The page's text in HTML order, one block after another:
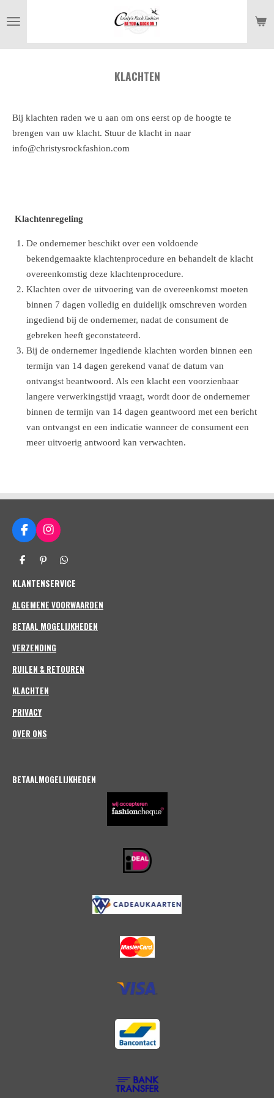
direct
KLACHTEN
Bij klachten raden we u aan om ons eerst op de hoogte te
brengen van uw klacht. Stuur de klacht in naar
info@christysrockfashion.com
Klachtenregeling
De ondernemer beschikt over een voldoende
bekendgemaakte klachtenprocedure en behandelt de klacht
overeenkomstig deze klachtenprocedure.
Klachten over de uitvoering van de overeenkomst moeten
binnen 7 dagen volledig en duidelijk omschreven worden
ingediend bij de ondernemer, nadat de consument de
gebreken heeft geconstateerd.
Bij de ondernemer ingediende klachten worden binnen een
termijn van 14 dagen gerekend vanaf de datum van
ontvangst beantwoord. Als een klacht een voorzienbaar
langere verwerkingstijd vraagt, wordt door de ondernemer
binnen de termijn van 14 dagen geantwoord met een bericht
van ontvangst en een indicatie wanneer de consument een
meer uitvoerig antwoord kan verwachten.
F
a
c
b
o
o
k
I
n
a
g
r
a
m
D
l
n
P
n
e
n
D
l
n
KLANTENSERVICE
ALGEMENE VOORWAARDEN
BETAAL MOGELIJKHEDEN
VERZENDING
RUILEN & RETOUREN
KLACHTEN
PRIVACY
OVER ONS
BETAALMOGELIJKHEDEN